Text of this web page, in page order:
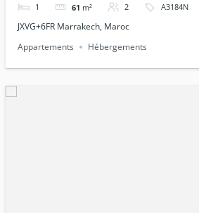
1 61 m² 2 A3184N
JXVG+6FR Marrakech, Maroc
Appartements
Hébergements